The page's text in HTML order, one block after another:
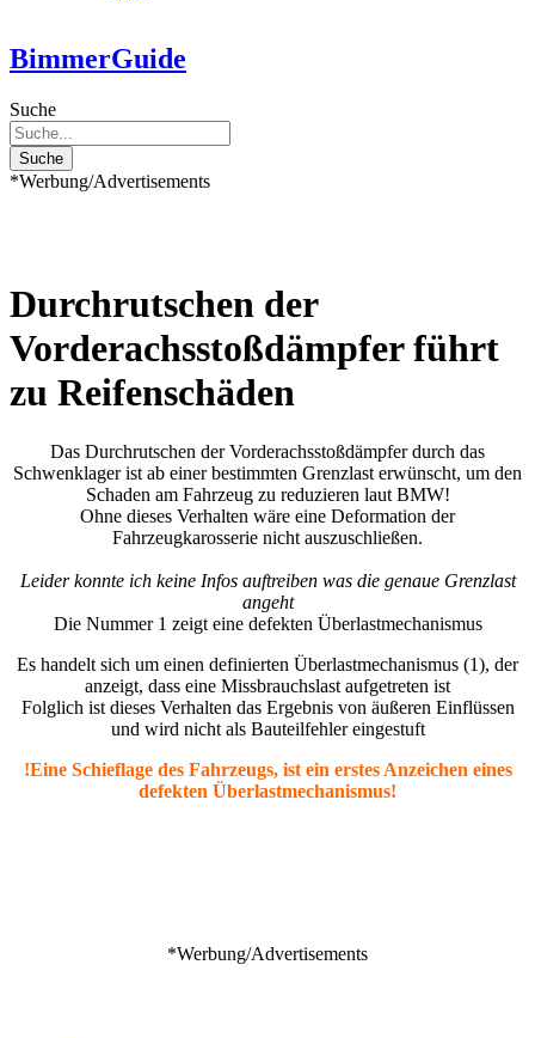
BimmerGuide
Suche
Suche
*Werbung/Advertisements
Durchrutschen der
Vorderachsstoßdämpfer führt
zu Reifenschäden
Das Durchrutschen der Vorderachsstoßdämpfer durch das
Schwenklager ist ab einer bestimmten Grenzlast erwünscht, um den
Schaden am Fahrzeug zu reduzieren laut BMW!
Ohne dieses Verhalten wäre eine Deformation der
Fahrzeugkarosserie nicht auszuschließen.
Leider konnte ich keine Infos auftreiben was die genaue Grenzlast
angeht
Die Nummer 1 zeigt eine defekten Überlastmechanismus
Es handelt sich um einen definierten Überlastmechanismus (1), der
anzeigt, dass eine Missbrauchslast aufgetreten ist
Folglich ist dieses Verhalten das Ergebnis von äußeren Einflüssen
und wird nicht als Bauteilfehler eingestuft
!Eine Schieflage des Fahrzeugs, ist ein erstes Anzeichen eines
defekten Überlastmechanismus!
*Werbung/Advertisements